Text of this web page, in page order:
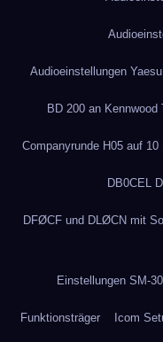
Audioeinstellungen
BD 200 an Kennwood
Companyrunde H05 auf 10
DB0CEL
DFØCF und DLØCN mit
Einstellungen SM-
Funktionsträger Icom